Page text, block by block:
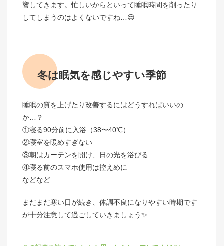
響してきます。忙しいからといって睡眠時間を削ったり
してしまうのはよくないですね…😔
冬は眠気を感じやすい季節
睡眠の質を上げたり改善するにはどうすればいいの
か…？
①寝る90分前に入浴（38〜40℃）
②寝室を暖めすぎない
③朝はカーテンを開け、日の光を浴びる
④寝る前のスマホ使用は控えめに
などなど……
まだまだ寒い日が続き、体調不良になりやすい時期です
が十分注意して過ごしていきましょう✨